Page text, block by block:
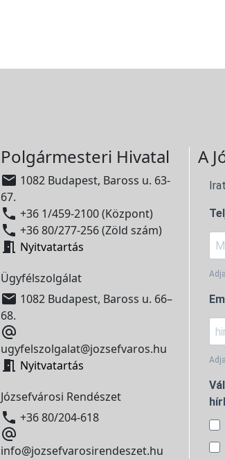
Polgármesteri Hivatal
 1082 Budapest, Baross u. 63-
67.
 +36 1/459-2100 (Központ)
 +36 80/277-256 (Zöld szám)
 Nyitvatartás
Ügyfélszolgálat
 1082 Budapest, Baross u. 66–
68.

ugyfelszolgalat@jozsefvaros.hu
 Nyitvatartás
Józsefvárosi Rendészet
 +36 80/204-618

info@jozsefvarosirendeszet.hu
A